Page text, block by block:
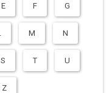
E F G
M N
S T U
Z